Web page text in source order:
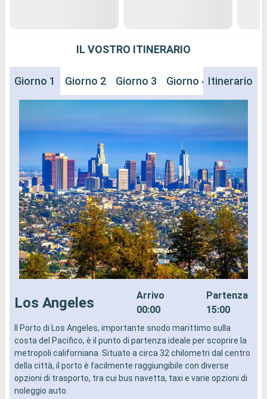
IL VOSTRO ITINERARIO
Giorno 1 Giorno 2 Giorno 3 Giorno 4 Giorno 5
Itinerario
Los Angeles
Arrivo
00:00
Partenza
15:00
Il Porto di Los Angeles, importante snodo marittimo sulla
costa del Pacifico, è il punto di partenza ideale per scoprire la
metropoli californiana. Situato a circa 32 chilometri dal centro
della città, il porto è facilmente raggiungibile con diverse
opzioni di trasporto, tra cui bus navetta, taxi e varie opzioni di
noleggio auto.